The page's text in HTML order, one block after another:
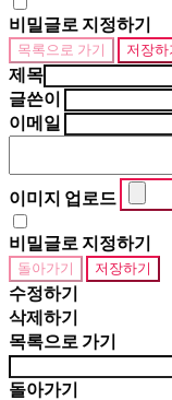
비밀글로 지정하기
목록으로 가기 저장하
제목
글쓴이
이메일
이미지 업로드
비밀글로 지정하기
돌아가기 저장하기
수정하기
삭제하기
목록으로 가기
돌아가기